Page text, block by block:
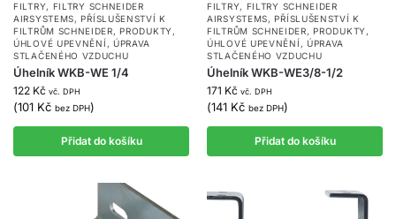
FILTRY, FILTRY SCHNEIDER
AIRSYSTEMS, PŘÍSLUŠENSTVÍ K
FILTRŮM SCHNEIDER, PRODUKTY ,
ÚHLOVÉ UPEVNĚNÍ , ÚPRAVA
STLAČENÉHO VZDUCHU
Úhelník WKB-WE 1/4
122 Kč vč. DPH
(101 Kč bez DPH)
Přidat do košíku
FILTRY, FILTRY SCHNEIDER
AIRSYSTEMS, PŘÍSLUŠENSTVÍ K
FILTRŮM SCHNEIDER, PRODUKTY ,
ÚHLOVÉ UPEVNĚNÍ , ÚPRAVA
STLAČENÉHO VZDUCHU
Úhelník WKB-WE3/8-1/2
171 Kč vč. DPH
(141 Kč bez DPH)
Přidat do košíku